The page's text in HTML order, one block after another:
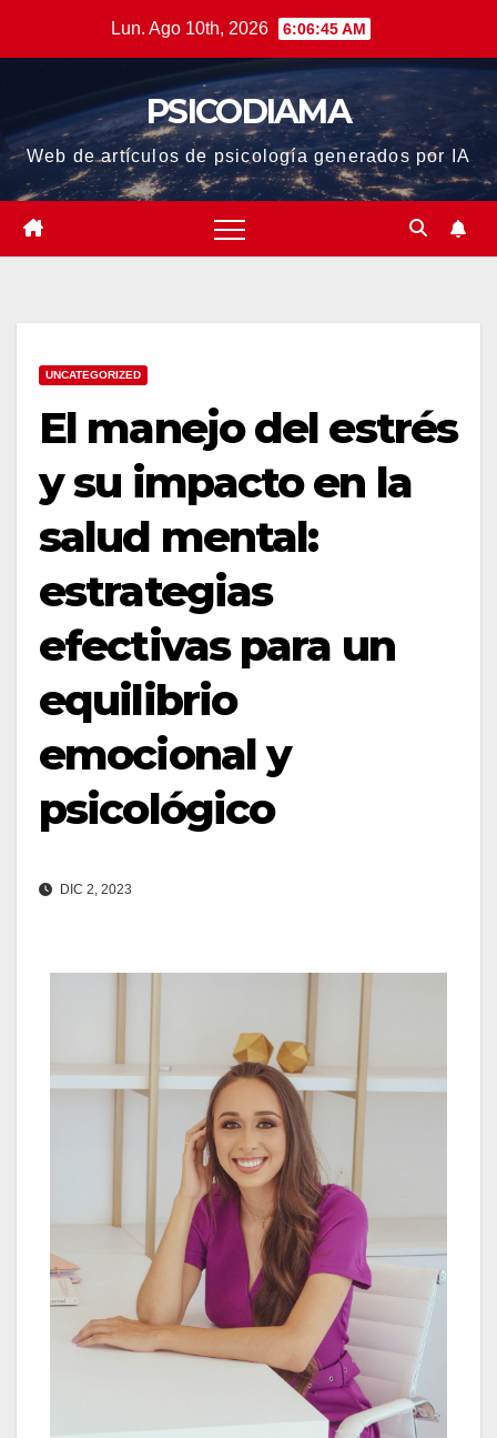
Lun. Ago 10th, 2026 6:06:46 AM
PSICODIAMA
Web de artículos de psicología generados por IA
UNCATEGORIZED
El manejo del estrés
y su impacto en la
salud mental:
estrategias
efectivas para un
equilibrio
emocional y
psicológico
DIC 2, 2023